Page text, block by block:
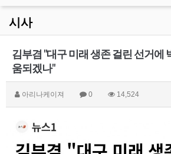
시사
김부겸 "대구 미래 생존 걸린 선거에
움되겠나"
아리나케이져 0 14,524